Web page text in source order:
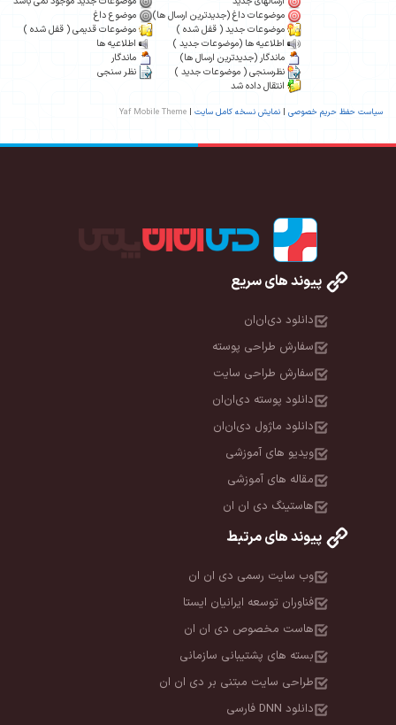
موضوعات داغ (جدیدترین ارسال ها)
موضوع داغ
موضوعات جدید ( قفل شده )
موضوعات قدیمی ( قفل شده )
اطلاعیه ها (موضوعات جدید )
اطلاعیه ها
ماندگار (جدیدترین ارسال ها)
ماندگار
نظرسنجی ( موضوعات جدید )
نظر سنجی
انتقال داده شد
سیاست حفظ حریم خصوصی | نمایش نسخه کامل سایت |
Yaf Mobile Theme
پیوند های سریع
دانلود دی‌ان‌ان
سفارش طراحی پوسته
سفارش طراحی سایت
دانلود پوسته دی‌ان‌ان
دانلود ماژول دی‌ان‌ان
ویدیو های آموزشی
مقاله های آموزشی
هاستینگ دی ان ان
پیوند های مرتبط
وب سایت رسمی دی ان ان
فناوران توسعه ایرانیان ایستا
هاست مخصوص دی ان ان
بسته های پشتیبانی سازمانی
طراحی سایت مبتنی بر دی ان ان
دانلود DNN فارسی